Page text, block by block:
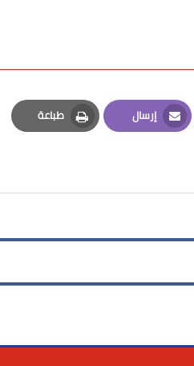
إرسال
Email
طباعة
Print